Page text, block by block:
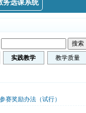
排课选课
省教育厅
务选课系统
实践教学 教学质量
赛奖励办法（试行）